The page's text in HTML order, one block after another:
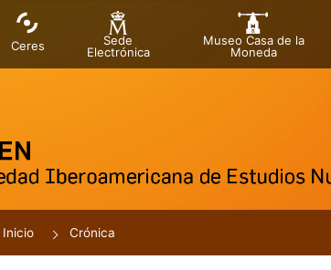
Ceres
Sede
Electrónica
Museo Casa de la
Moneda
Erakutsi/Ezkutatu
Inicio Crónica